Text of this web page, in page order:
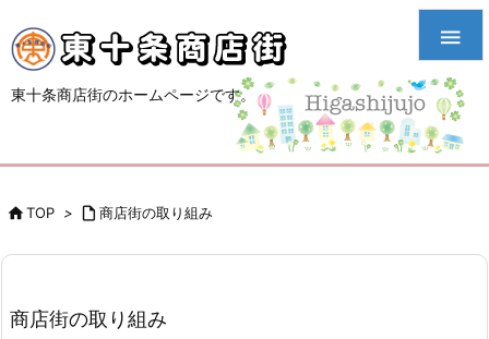
東十条商店街のホームページです。

TOP >  商店街の取り組み
商店街の取り組み